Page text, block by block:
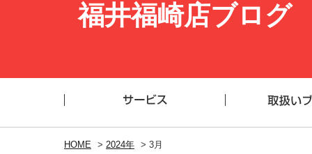
福井福崎店ブログ
HOME > 2024年 > 3月